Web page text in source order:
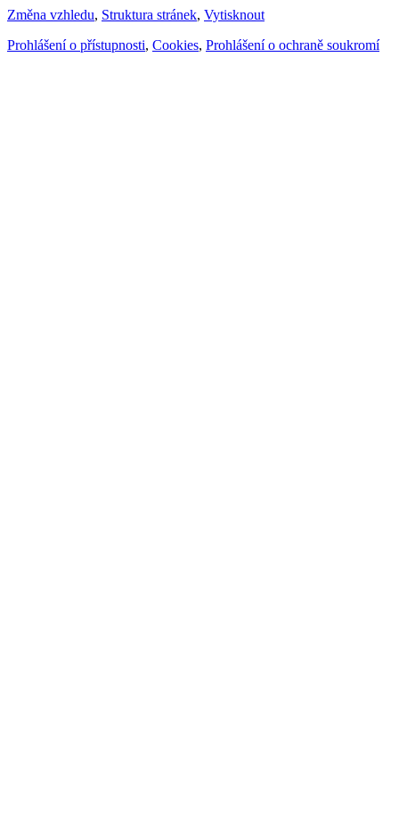
Změna vzhledu, Struktura stránek, Vytisknout
Prohlášení o přístupnosti, Cookies, Prohlášení o ochraně soukromí